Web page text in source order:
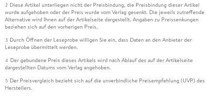
2 Diese Artikel unterliegen nicht der Preisbindung, die Preisbindung dieser Artikel
wurde aufgehoben oder der Preis wurde vom Verlag gesenkt. Die jeweils zutreffende
Alternative wird Ihnen auf der Artikelseite dargestellt. Angaben zu Preissenkungen
beziehen sich auf den vorherigen Preis.
3 Durch Öffnen der Leseprobe willigen Sie ein, dass Daten an den Anbieter der
Leseprobe übermittelt werden.
4 Der gebundene Preis dieses Artikels wird nach Ablauf des auf der Artikelseite
dargestellten Datums vom Verlag angehoben.
5 Der Preisvergleich bezieht sich auf die unverbindliche Preisempfehlung (UVP) des
Herstellers.